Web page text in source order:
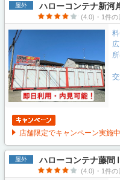
屋外 ハローコンテナ新河
(4.0)・1件の
店舗限定でキャンペーン実施中
屋外 ハローコンテナ藤間
(4.0)・1件の